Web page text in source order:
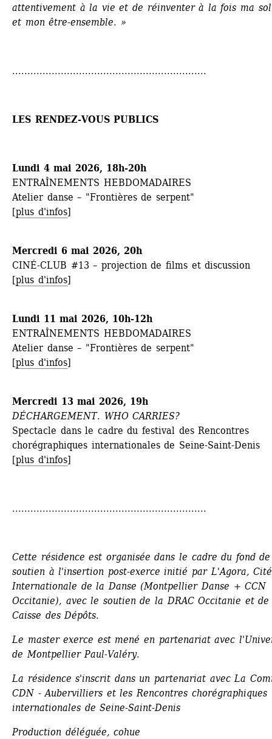
attentivement à la vie et de réinventer à la fois ma
et mon être-ensemble. »
................................................................
LES RENDEZ-VOUS PUBLICS
Lundi 4 mai 2026, 18h-20h
ENTRAÎNEMENTS HEBDOMADAIRES
Atelier danse – "Frontières de serpent"
[plus d'infos]
Mercredi 6 mai 2026, 20h
CINÉ-CLUB #13 – projection de films et discussion
[plus d'infos]
Lundi 11 mai 2026, 10h-12h
ENTRAÎNEMENTS HEBDOMADAIRES
Atelier danse – "Frontières de serpent"
[plus d'infos]
Mercredi 13 mai 2026, 19h
DÉCHARGEMENT. WHO CARRIES?
Spectacle dans le cadre du festival des Rencontres
chorégraphiques internationales de Seine-Saint-Denis
[plus d'infos]
................................................................
Cette résidence est organisée dans le cadre du fond de
soutien à l'insertion post-exerce initié par L'Agora, Cité
Internationale de la Danse (Montpellier Danse + CCN
Occitanie), avec le soutien de la DRAC Occitanie et
Caisse des Dépôts.
Le master exerce est mené en partenariat avec
de Montpellier Paul-Valéry.
La résidence s'inscrit dans un partenariat avec La
CDN - Aubervilliers et les Rencontres chorégraphiques
internationales de Seine-Saint-Denis
Production déléguée, cohue